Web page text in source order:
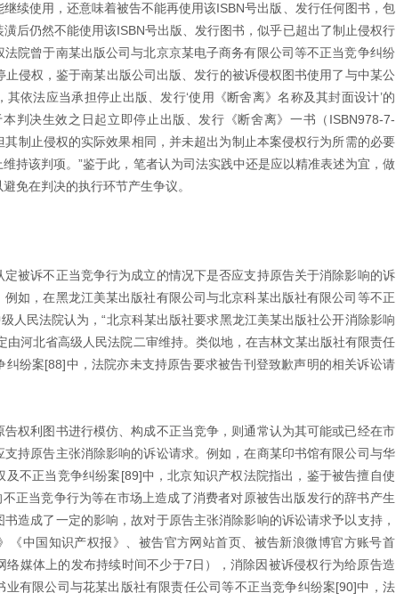
续使用，还意味着被告不能再使用该ISBN号出版、发行任何图书，包
后仍然不能使用该ISBN号出版、发行图书，似乎已超出了制止侵权行
院曾于南某出版公司与北京京某电子商务有限公司等不正当竞争纠纷
侵权，鉴于南某出版公司出版、发行的被诉侵权图书使用了与中某公
依法应当承担停止出版、发行‘使用《断舍离》名称及其封面设计’的
判决生效之日起立即停止出版、发行《断舍离》一书（ISBN978-7-
制止侵权的实际效果相同，并未超出为制止本案侵权行为所需的必要
持该判项。”鉴于此，笔者认为司法实践中还是应以精准表述为宜，做
免在判决的执行环节产生争议。
被诉不正当竞争行为成立的情况下是否应支持原告关于消除影响的诉
如，在黑龙江美某出版社有限公司与北京科某出版社有限公司等不正
人民法院认为，“北京科某出版社要求黑龙江美某出版社公开消除影响
由河北省高级人民法院二审维持。类似地，在吉林文某出版社有限责任
纷案[88]中，法院亦未支持原告要求被告刊登致歉声明的相关诉讼请
权利图书进行模仿、构成不正当竞争，则通常认为其可能或已经在市
持原告主张消除影响的诉讼请求。例如，在商某印书馆有限公司与华
不正当竞争纠纷案[89]中，北京知识产权法院指出，鉴于被告擅自使
正当竞争行为等在市场上造成了消费者对原被告出版发行的辞书产生
造成了一定的影响，故对于原告主张消除影响的诉讼请求予以支持，
《中国知识产权报》、被告官方网站首页、被告新浪微博官方账号首
媒体上的发布持续时间不少于7日），消除因被诉侵权行为给原告造
业有限公司与花某出版社有限责任公司等不正当竞争纠纷案[90]中，法